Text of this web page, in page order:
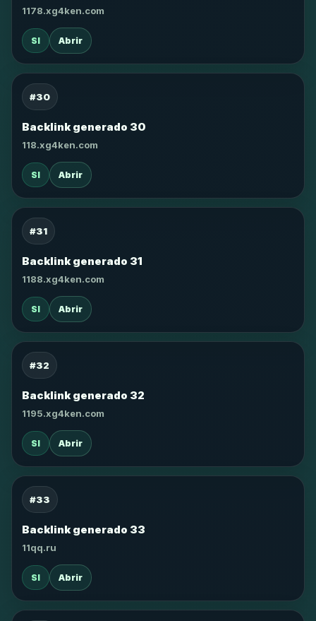
1178.xg4ken.com
SI Abrir
#30
Backlink generado 30
118.xg4ken.com
SI Abrir
#31
Backlink generado 31
1188.xg4ken.com
SI Abrir
#32
Backlink generado 32
1195.xg4ken.com
SI Abrir
#33
Backlink generado 33
11qq.ru
SI Abrir